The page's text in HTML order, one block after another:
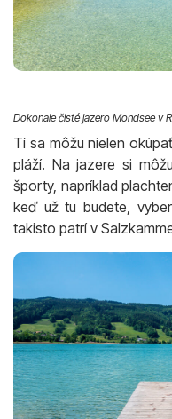
Dokonale čisté jazero Mondsee v
Tí sa môžu nielen
pláží. Na jazere si
športy, napríklad
keď už tu budete,
takisto patrí v